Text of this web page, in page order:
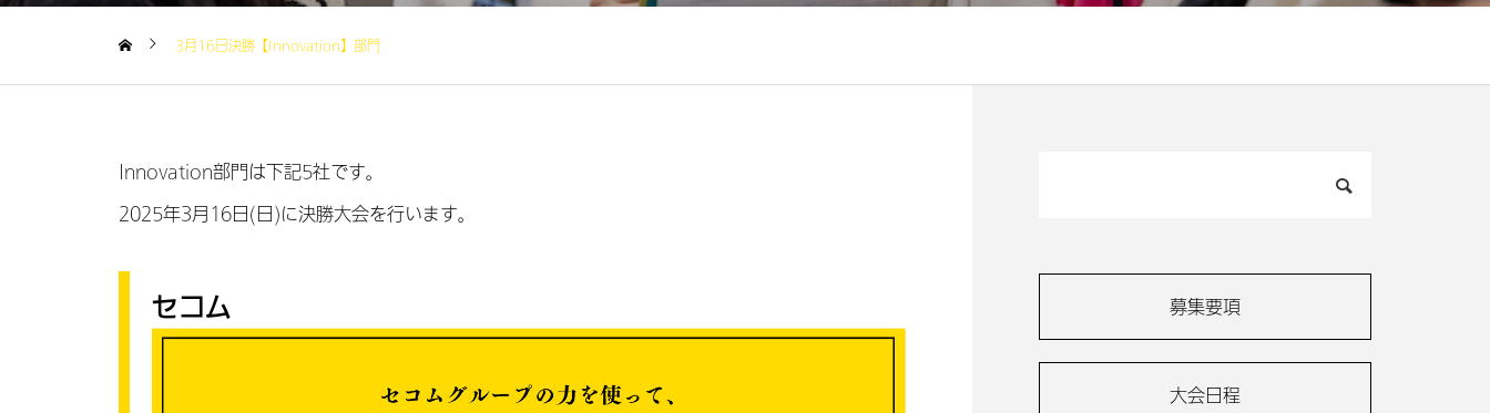
3月16日決勝【Innovation】部門
Innovation部門は下記5社です。
2025年3月16日(日)に決勝大会を行います。
セコム 募集要項
大会日程